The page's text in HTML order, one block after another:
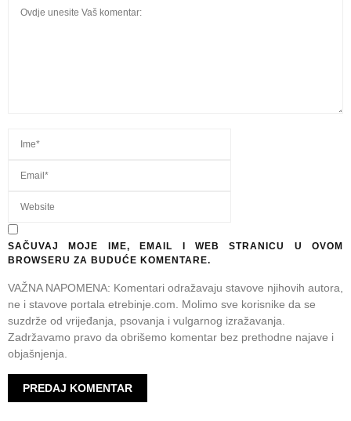
SAČUVAJ MOJE IME, EMAIL I WEB STRANICU U OVOM
BROWSERU ZA BUDUĆE KOMENTARE.
VAŽNA NAPOMENA: Komentari odražavaju stavove njihovih autora,
ne i stavove portala etrebinje.com. Molimo sve korisnike da se
suzdrže od vrijeđanja, psovanja i vulgarnog izražavanja.
Zadržavamo pravo da obrišemo komentar bez prethodne najave i
objašnjenja.